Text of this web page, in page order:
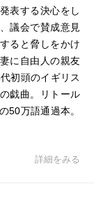
表する決心をし
議会で賛成意見
ると脅しをかけ
に自由人の親友
初頭のイギリス
戯曲。リトール
50万語通過本。
詳細をみる